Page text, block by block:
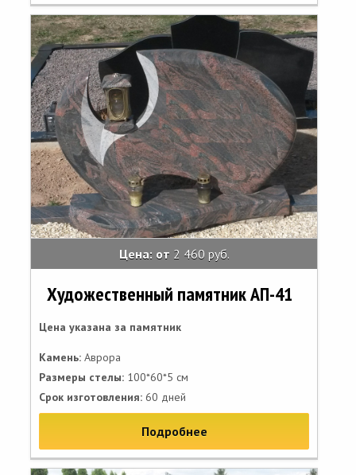
Цена: от 2 460 руб.
Художественный памятник АП-41
Цена указана за памятник
Камень: Аврора
Размеры стелы: 100*60*5 см
Срок изготовления: 60 дней
Подробнее